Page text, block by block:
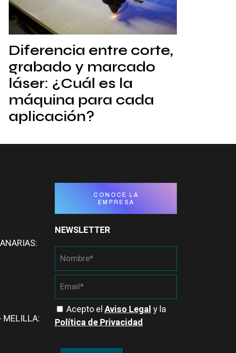
Diferencia entre corte,
grabado y marcado
láser: ¿Cuál es la
máquina para cada
aplicación?
MELILLA:
CONOCE LA
EMPRESA
NEWSLETTER
Acepto elAviso Legaly la
Política de Privacidad